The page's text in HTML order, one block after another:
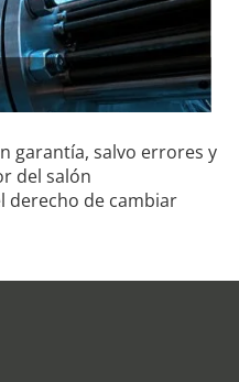
garantía, salvo errores y
del salón
derecho de cambiar